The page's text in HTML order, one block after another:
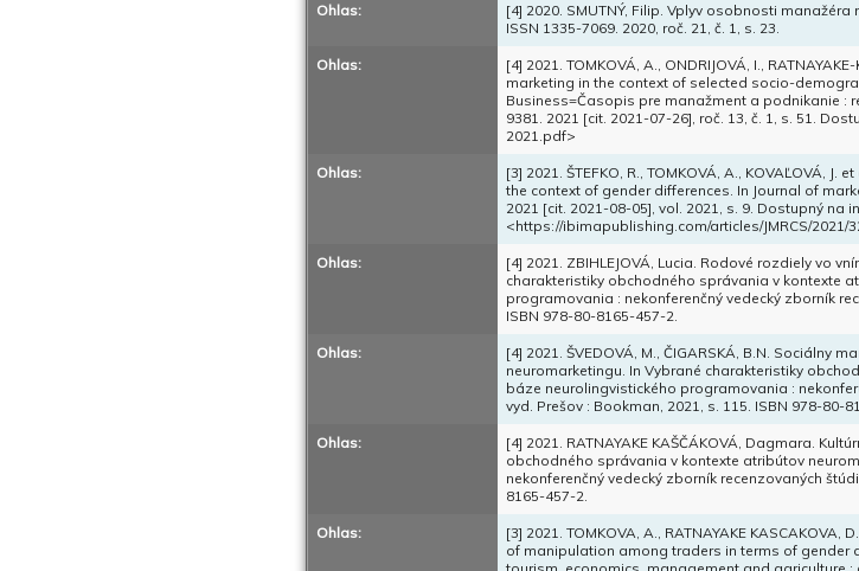
Ohlas:
[4] 2020. SMUTNÝ, Filip. Vplyv osobnosti
ISSN 1335-7069. 2020, roč. 21, č. 1, s. 23.
Ohlas:
[4] 2021. TOMKOVÁ, A., ONDRIJOVÁ, I.,
marketing in the context of selected socio-
Business=Časopis pre manažment a podnikanie :
9381. 2021 [cit. 2021-07-26], roč. 13, č. 1, s. 51.
2021.pdf>
Ohlas:
[3] 2021. ŠTEFKO, R., TOMKOVÁ, A., KOVAĽOVÁ,
the context of gender differences. In Journal of
2021 [cit. 2021-08-05], vol. 2021, s. 9. Dostupný na
<https://ibimapublishing.com/articles/JMRCS/2021/
Ohlas:
[4] 2021. ZBIHLEJOVÁ, Lucia. Rodové rozdiely vo
charakteristiky obchodného správania v kontexte
programovania : nekonferenčný vedecký zborník
ISBN 978-80-8165-457-2.
Ohlas:
[4] 2021. ŠVEDOVÁ, M., ČIGARSKÁ, B.N. Sociálny
neuromarketingu. In Vybrané charakteristiky
báze neurolingvistického programovania :
vyd. Prešov : Bookman, 2021, s. 115. ISBN 978-80-
Ohlas:
[4] 2021. RATNAYAKE KAŠČÁKOVÁ, Dagmara.
obchodného správania v kontexte atribútov
nekonferenčný vedecký zborník recenzovaných
8165-457-2.
Ohlas:
[3] 2021. TOMKOVA, A., RATNAYAKE
of manipulation among traders in terms of gender